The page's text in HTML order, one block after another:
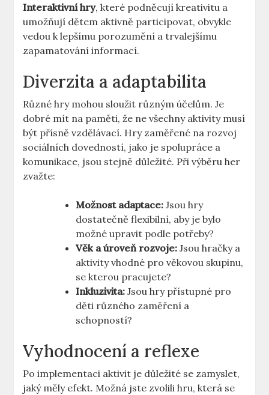
Interaktivní hry, které podněcují kreativitu a
umožňují dětem aktivně participovat, obvykle
vedou k lepšímu porozumění a trvalejšímu
zapamatování informací.
Diverzita a adaptabilita
Různé hry mohou sloužit různým účelům. Je
dobré mít na paměti, že ne všechny aktivity musí
být přísně vzdělávací. Hry zaměřené na rozvoj
sociálních dovedností, jako je spolupráce a
komunikace, jsou stejně důležité. Při výběru her
zvažte:
Možnost adaptace: Jsou hry
dostatečně flexibilní, aby je bylo
možné upravit podle potřeby?
Věk a úroveň rozvoje: Jsou hračky a
aktivity vhodné pro věkovou skupinu,
se kterou pracujete?
Inkluzivita: Jsou hry přístupné pro
děti různého zaměření a
schopností?
Vyhodnocení a reflexe
Po implementaci aktivit je důležité se zamyslet,
jaký měly efekt. Možná jste zvolili hru, která se